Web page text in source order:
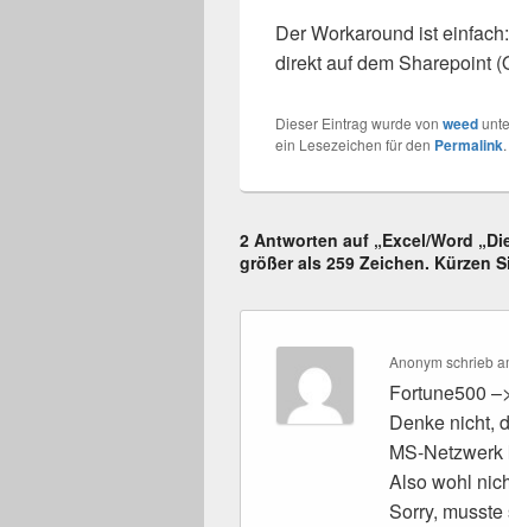
Der Workaround ist
direkt auf dem Sharepoint
Dieser Eintrag wurde von weed
ein Lesezeichen für den Permalink.
2 Antworten auf „Excel/Word
größer als 259 Zeichen. Kürzen
Anonym schrieb
Fortune500
Denke nicht,
MS-
Also wohl
Sorry, musste